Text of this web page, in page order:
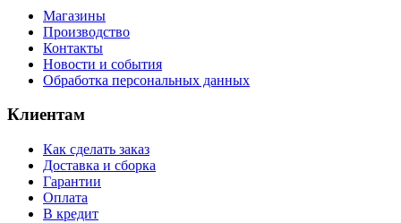
Магазины
Производство
Контакты
Новости и события
Обработка персональных данных
Клиентам
Как сделать заказ
Доставка и сборка
Гарантии
Оплата
В кредит